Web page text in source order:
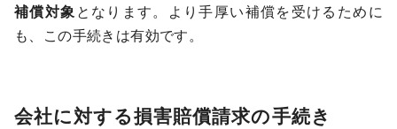
補償対象となります。より手厚い補償を受けるために
も、この手続きは有効です。
会社に対する損害賠償請求の手続き